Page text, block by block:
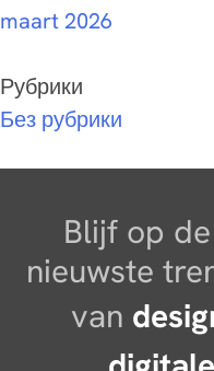
maart 2026
Рубрики
Без рубрики
Blijf op
nieuwste
van